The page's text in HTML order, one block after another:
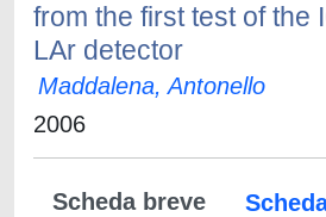
from the first test of the
LAr detector
Maddalena, Antonello
2006
Scheda breve